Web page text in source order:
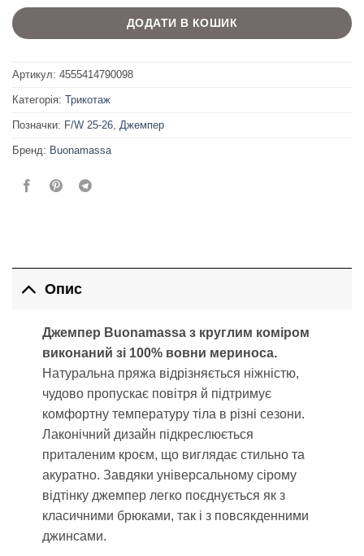
ДОДАТИ В КОШИК
Артикул: 4555414790098
Категорія: Трикотаж
Позначки: F/W 25-26, Джемпер
Бренд: Buonamassa
Опис
Джемпер Buonamassa з круглим коміром
виконаний зі 100% вовни мериноса.
Натуральна пряжа відрізняється ніжністю,
чудово пропускає повітря й підтримує
комфортну температуру тіла в різні сезони.
Лаконічний дизайн підкреслюється
приталеним кроєм, що виглядає стильно та
акуратно. Завдяки універсальному сірому
відтінку джемпер легко поєднується як з
класичними брюками, так і з повсякденними
джинсами.